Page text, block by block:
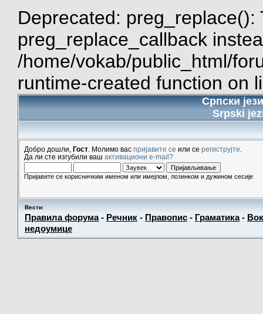
Deprecated:
preg_replace_callback
/home/vokab/public_html/
runtime-created function on
Српски
Srpski
Добро дошли, Гост . Молимо вас пријавите се или се региструјте
Да ли сте изгубили ваш активациони e-mail?
Пријавите се корисничким именом или имејлом, лозинком и дужином сесије
Вести:
Правила форума- Речник - Правопис - Граматика-
недоумице